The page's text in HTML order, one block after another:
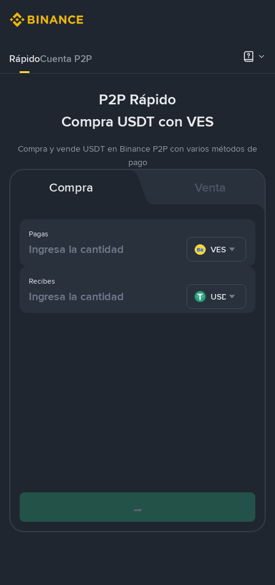
RápidoCuenta P2P
P2P Rápido
Compra USDT con VES
Compra y vende USDT en Binance P2P con varios métodos de
pago
Compra Venta
Pagas
VES
Recibes
USDT